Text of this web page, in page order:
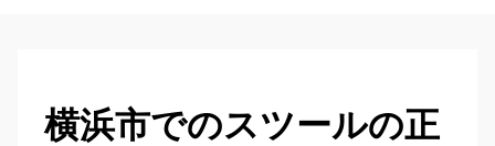
横浜市でのスツールの正